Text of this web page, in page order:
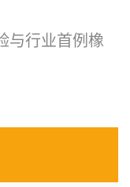
与行业首例橡